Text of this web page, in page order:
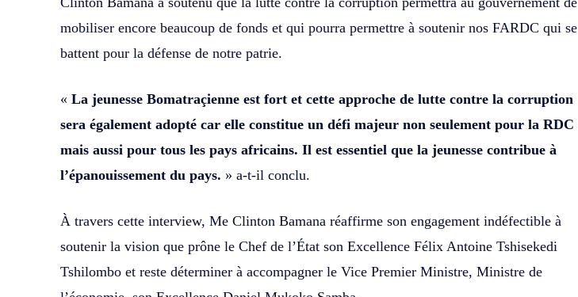
mobiliser encore beaucoup de fonds et qui pourra permettre à soutenir nos FARDC qui se
battent pour la défense de notre patrie.
« La jeunesse Bomatraçienne est fort et cette approche de lutte contre la corruption
sera également adopté car elle constitue un défi majeur non seulement pour la RDC
mais aussi pour tous les pays africains. Il est essentiel que la jeunesse contribue à
l’épanouissement du pays. » a-t-il conclu.
À travers cette interview, Me Clinton Bamana réaffirme son engagement indéfectible à
soutenir la vision que prône le Chef de l’État son Excellence Félix Antoine Tshisekedi
Tshilombo et reste déterminer à accompagner le Vice Premier Ministre, Ministre de